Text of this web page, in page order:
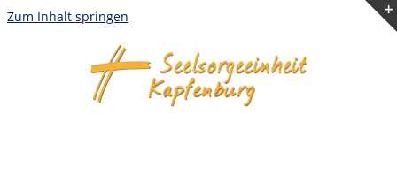
Zum Inhalt springen